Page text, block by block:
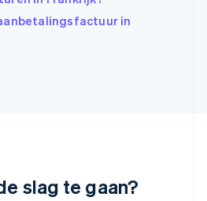
in
slag te gaan?